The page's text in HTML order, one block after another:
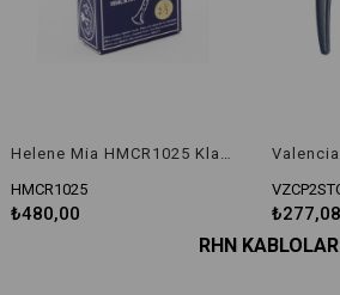
Helene Mia HMCR1025 Klarnet Kamışı No: 2,50
VZCP2STOK
RHN KABLOLAR